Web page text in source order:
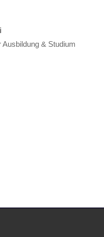
& Studium